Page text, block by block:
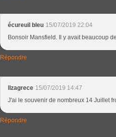
écureuil bleu 15/07/2019 22:04
Bonsoir Mansfield. Il y avait beaucoup
Répondre
llzagrece 15/07/2019 14:47
J'ai le souvenir de nombreux 14 Juillet
Répondre